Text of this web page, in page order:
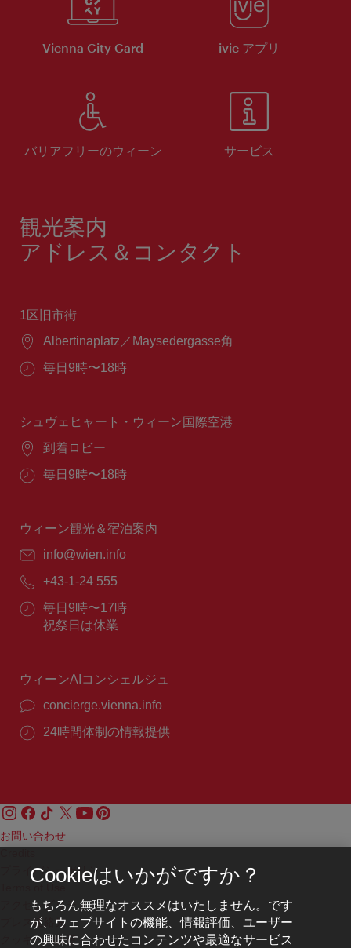
Vienna City Card ivie アプリ
バリアフリーのウィーン サービス
観光案内
アドレス＆コンタクト
1区旧市街
場
Albertinaplatz／Maysedergasse角
営
間：
毎日9時〜18時
シュヴェヒャート・ウィーン国際空港
場
到着ロビー
営
間：
毎日9時〜18時
ウィーン観光＆宿泊案内
E
ー
ル：
info@wien.info
電
番
号：
+43-1-24 555
営
業
毎日9時〜17時
祝祭日は休業
ウィーンAIコンシェルジュ
concierge.vienna.info
24時間体制の情報提供
お問い合わせ
プライバシーポリシー
アクセシビリティ
プレス連絡先
クッキーの設定
Cookieはいかがですか？
もちろん無理なオススメはいたしません。です
が、ウェブサイトの機能、情報評価、ユーザー
の興味に合わせたコンテンツや最適なサービス